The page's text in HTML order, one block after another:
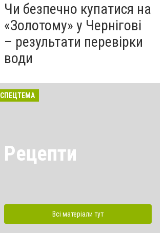
Чи безпечно купатися на
«Золотому» у Чернігові
– результати перевірки
води
СПЕЦТЕМА
Рецепти
Всі матеріали тут